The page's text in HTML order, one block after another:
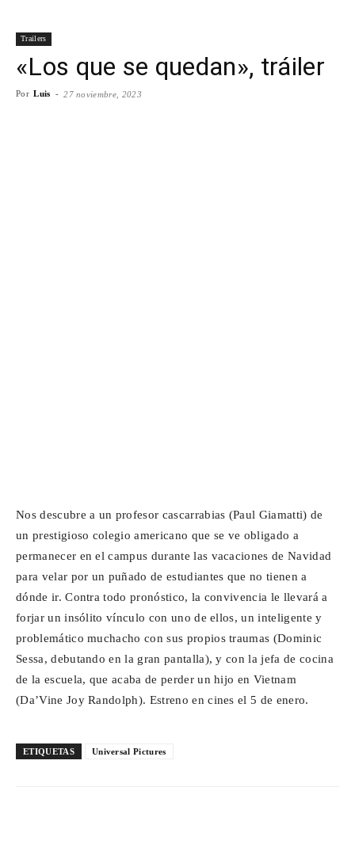
Trailers
«Los que se quedan», tráiler
Por Luis - 27 noviembre, 2023
Nos descubre a un profesor cascarrabias (Paul Giamatti) de
un prestigioso colegio americano que se ve obligado a
permanecer en el campus durante las vacaciones de Navidad
para velar por un puñado de estudiantes que no tienen a
dónde ir. Contra todo pronóstico, la convivencia le llevará a
forjar un insólito vínculo con uno de ellos, un inteligente y
problemático muchacho con sus propios traumas (Dominic
Sessa, debutando en la gran pantalla), y con la jefa de cocina
de la escuela, que acaba de perder un hijo en Vietnam
(Da’Vine Joy Randolph). Estreno en cines el 5 de enero.
ETIQUETAS Universal Pictures